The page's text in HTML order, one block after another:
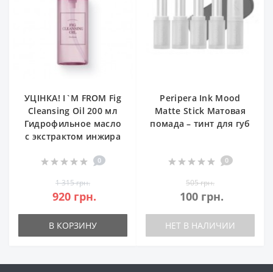
УЦІНКА! I`M FROM Fig
Cleansing Oil 200 мл
Гидрофильное масло
с экстрактом инжира
0
1 315 грн.
920 грн.
В КОРЗИНУ
Peripera Ink Mood
Matte Stick Матовая
помада – тинт для губ
0
505 грн.
100 грн.
НЕТ В НАЛИЧИИ